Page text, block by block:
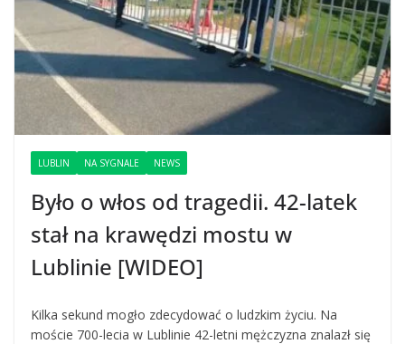
LUBLIN NA SYGNALE NEWS
Było o włos od tragedii. 42-latek
stał na krawędzi mostu w
Lublinie [WIDEO]
Kilka sekund mogło zdecydować o ludzkim życiu. Na
moście 700-lecia w Lublinie 42-letni mężczyzna znalazł się